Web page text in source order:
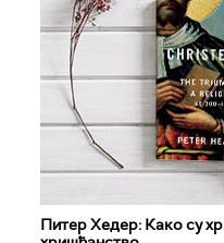
Питер Хедер: Како су